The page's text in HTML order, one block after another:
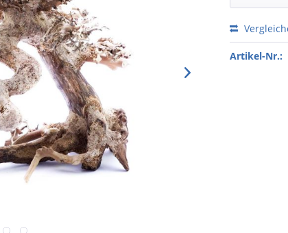
Artikel-Nr.: